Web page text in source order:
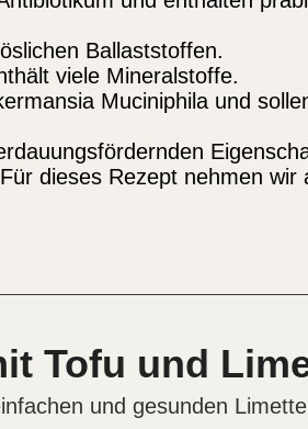
Ballaststoffen.
viele Mineralstoffe.
Muciniphila und
dieses Rezept nehmen
Tofu und
und gesunden